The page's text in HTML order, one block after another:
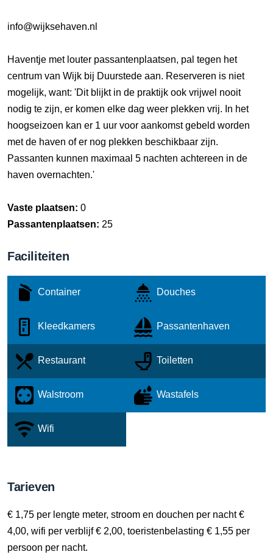
info@wijksehaven.nl
Haventje met louter passantenplaatsen, pal tegen het
centrum van Wijk bij Duurstede aan. Reserveren is niet
mogelijk, want: 'Dit blijkt in de praktijk ook vrijwel nooit
nodig te zijn, er komen elke dag weer plekken vrij. In het
hoogseizoen kan er 1 uur voor aankomst gebeld worden
met de haven of er nog plekken beschikbaar zijn.
Passanten kunnen maximaal 5 nachten achtereen in de
haven overnachten.'
Vaste plaatsen: 0
Passantenplaatsen: 25
Faciliteiten
Container Douches
Kleedkamers Passantenhaven
Restaurant Toiletten
Walstroom Wastafels
Wifi
Tarieven
€ 1,75 per lengte meter, stroom en douchen per nacht €
4,00, wifi per verblijf € 2,00, toeristenbelasting € 1,55 per
persoon per nacht.